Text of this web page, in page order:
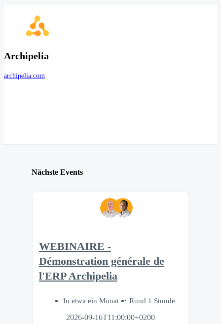
Archipelia
archipelia.com
Nächste Events
WEBINAIRE -
Démonstration générale de
l'ERP Archipelia
In etwa ein Monat
Rund 1 Stunde
2026-09-16T11:00:00+0200